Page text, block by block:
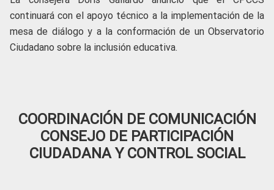
continuará con el apoyo técnico a la implementación de la
mesa de diálogo y a la conformación de un Observatorio
Ciudadano sobre la inclusión educativa.
COORDINACIÓN DE COMUNICACIÓN
CONSEJO DE PARTICIPACIÓN
CIUDADANA Y CONTROL SOCIAL